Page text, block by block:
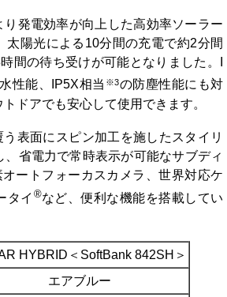
り発電効率が向上した高効率ソーラー
太陽光による10分間の充電で約2分間
間の待ち受けが可能となりました。I
性能、IP5X相当 ※3の防塵性能にも対
ドアでも安心して使用できます。
表面にスピン加工を施したスタイリ
、省電力で常時表示が可能なサブディ
ートフォーカスカメラ、世界対応ケ
タイ ®など、便利な機能を搭載してい
HYBRID＜SoftBank 842SH＞
エアブルー